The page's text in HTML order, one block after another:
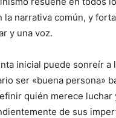
narrativa común, y
y una voz.
inicial puede sonreír
ser «buena persona»
quién merece
de sus